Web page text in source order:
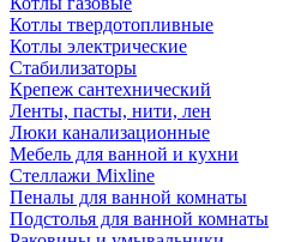
Котлы твердотопливные
Котлы электрические
Стабилизаторы
Крепеж сантехнический
Ленты, пасты, нити, лен
Люки канализационные
Мебель для ванной и кухни
Стеллажи Mixline
Пеналы для ванной комнаты
Подстолья для ванной комнаты